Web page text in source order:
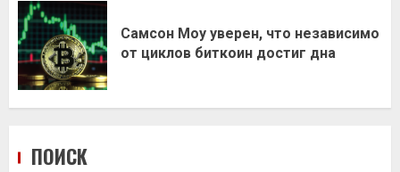
Самсон Моу уверен, что независимо
от циклов биткоин достиг дна
ПОИСК